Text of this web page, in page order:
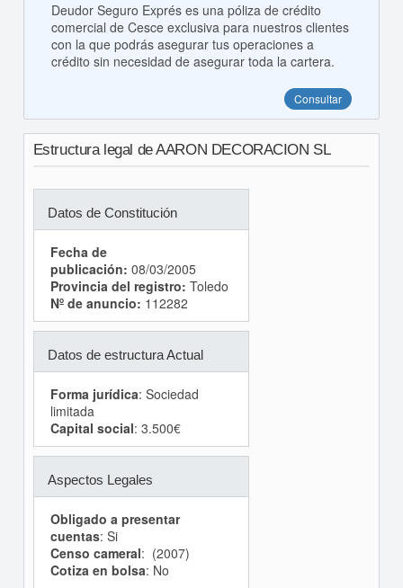
Deudor Seguro Exprés es una póliza de crédito
comercial de Cesce exclusiva para nuestros clientes
con la que podrás asegurar tus operaciones a
crédito sin necesidad de asegurar toda la cartera.
Consultar
Estructura legal de AARON DECORACION SL
Datos de Constitución
Fecha de
publicación: 08/03/2005
Provincia del registro: Toledo
Nº de anuncio: 112282
Datos de estructura Actual
Forma jurídica: Sociedad
limitada
Capital social: 3.500€
Aspectos Legales
Obligado a presentar
cuentas: Si
Censo cameral: (2007)
Cotiza en bolsa: No